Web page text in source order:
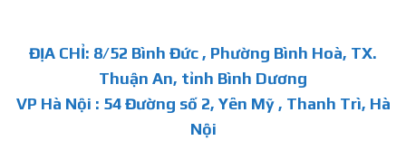
ĐỊA CHỈ: 8/52 Bình Đức , Phường Bình Hoà, TX.
Thuận An, tỉnh Bình Dương
VP Hà Nội : 54 Đường số 2, Yên Mỹ , Thanh Trì, Hà
Nội